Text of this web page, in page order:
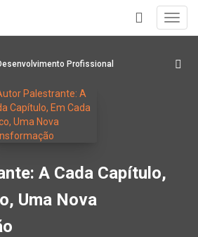
+
Profissional
A Cada Capítulo,
Uma Nova